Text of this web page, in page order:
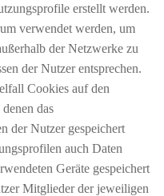
erstellt werden.
verwendet werden, um
der Netzwerke zu
der Nutzer entsprechen.
Cookies auf den
das
der Nutzer gespeichert
auch Daten
Geräte gespeichert
Mitglieder der jeweiligen